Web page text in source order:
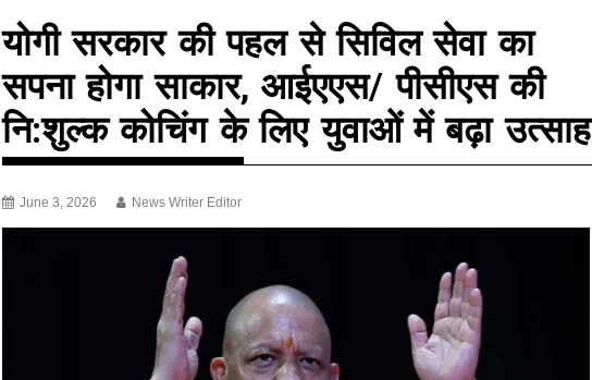
योगी सरकार की पहल से सिविल सेवा का
सपना होगा साकार, आईएएस/ पीसीएस की
नि:शुल्क कोचिंग के लिए युवाओं में बढ़ा उत्साह
June 3, 2026 News Writer Editor